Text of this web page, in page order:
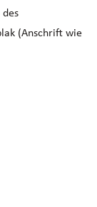
(Anschrift wie